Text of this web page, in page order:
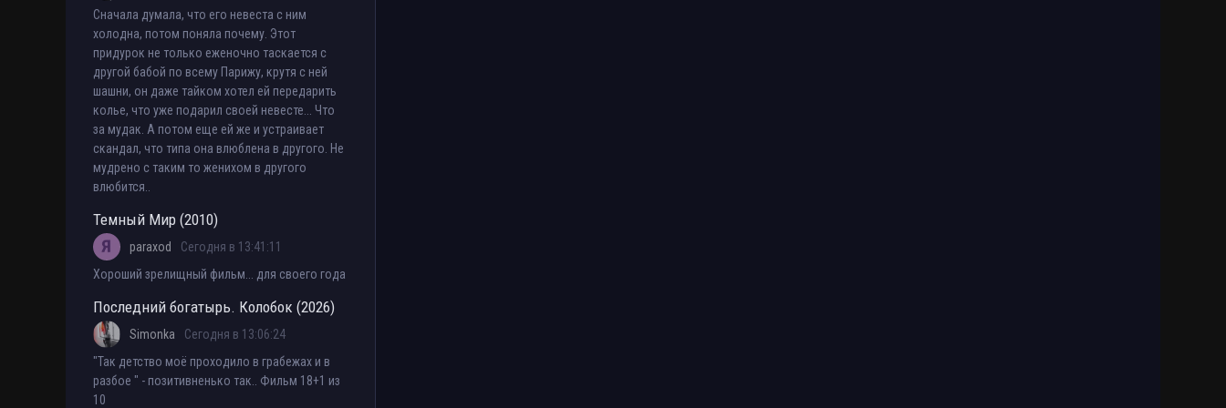
Сначала думала, что его невеста с ним
холодна, потом поняла почему. Этот
придурок не только еженочно таскается с
другой бабой по всему Парижу, крутя с ней
шашни, он даже тайком хотел ей передарить
колье, что уже подарил своей невесте... Что
за мудак. А потом еще ей же и устраивает
скандал, что типа она влюблена в другого. Не
мудрено с таким то женихом в другого
влюбится..
Темный Мир (2010)
paraxod
Сегодня в 13:41:11
Хороший зрелищный фильм... для своего года
Последний богатырь. Колобок (2026)
Simonka
Сегодня в 13:06:24
"Так детство моё проходило в грабежах и в
разбое " - позитивненько так.. Фильм 18+1 из
10